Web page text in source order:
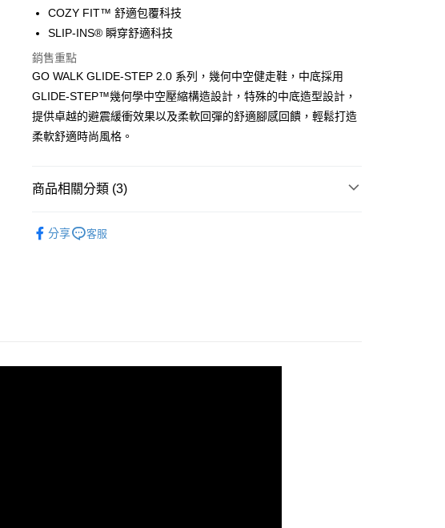
相關說明
1.本服務由台灣大哥大提供，台灣大哥大用戶可立即使用無須另外申請。
2.付款方式選擇「大哥付你分期」，訂單成立後會自動跳轉到大哥付的交易
流程，驗證手機門號後，選擇欲分期的期數、繳款截止日，確認付款後即
完成交易。
3.實際核准額度、可分期數及費用金額請依後續交易確認頁面所載為準。
4.訂單成立30分鐘內，如未前往確認交易或遇審核未通過，訂單將自動取
消。如遇「轉專審核」未通過狀況，表示未達大哥付你分期系統評分，恕
無法說明評估內容。
醒簡訊。
2.透過簡訊連結打開帳單後，可選擇「超商條碼／台灣大直營門市／銀行轉
【注意事項】
ATM付款
宅配
每筆NT$100，滿NT$2,500(含以上)免運費
COZY FIT™ 舒適包覆科技
SLIP-INS® 瞬穿舒適科技
銷售重點
GO WALK GLIDE-STEP 2.0 系列，幾何中空健走鞋，中底採用
GLIDE-STEP™幾何學中空壓縮構造設計，特殊的中底造型設計，
提供卓越的避震緩衝效果以及柔軟回彈的舒適腳感回饋，輕鬆打造
柔軟舒適時尚風格。
商品相關分類 (3)
分享 客服